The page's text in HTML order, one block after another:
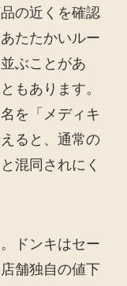
の近くを確認
たたかいルー
ぶことがあ
もあります。
を「メディキ
ると、通常の
混同されにく
ドンキはセー
舗独自の値下